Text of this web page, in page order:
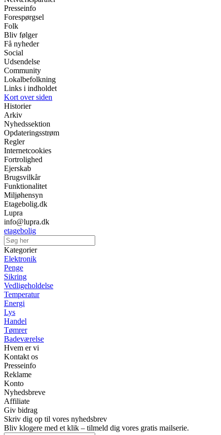
Presseinfo
Forespørgsel
Folk
Bliv følger
Få nyheder
Social
Udsendelse
Community
Lokalbefolkning
Links i indholdet
Kort over siden
Historier
Arkiv
Nyhedssektion
Opdateringsstrøm
Regler
Internetcookies
Fortrolighed
Ejerskab
Brugsvilkår
Funktionalitet
Miljøhensyn
Etagebolig.dk
Lupra
info@lupra.dk
etagebolig
Kategorier
Elektronik
Penge
Sikring
Vedligeholdelse
Temperatur
Energi
Lys
Handel
Tømrer
Badeværelse
Hvem er vi
Kontakt os
Presseinfo
Reklame
Konto
Nyhedsbreve
Affiliate
Giv bidrag
Skriv dig op til vores nyhedsbrev
Bliv klogere med et klik – tilmeld dig vores gratis mailserie.